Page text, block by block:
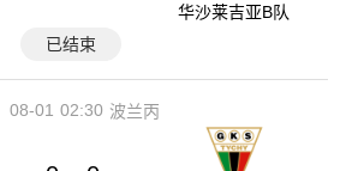
华沙莱吉亚B队
已结束
02:30
08-01 波兰丙